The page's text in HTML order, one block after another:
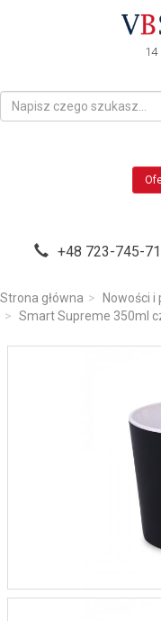
14
+48 723-745-
Strona główna Nowości i
Smart Supreme 350ml